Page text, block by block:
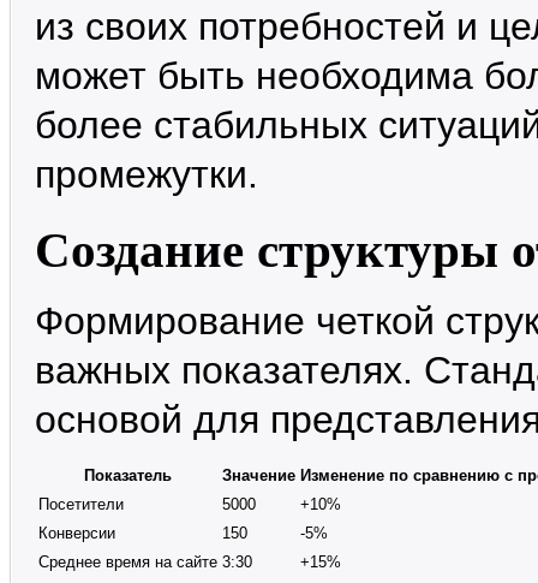
из своих потребностей и
может быть необходима
более стабильных
промежутки.
Создание структуры
Формирование четкой
важных показателях.
основой для
Показатель Значение Изменение по сравнению с
Посетители
5000
+10%
Конверсии
150
-5%
Среднее время на сайте 3:30 +15%